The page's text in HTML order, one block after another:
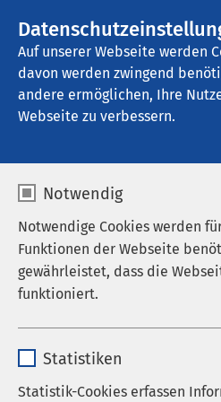
Auf unserer Webseite werden
davon werden zwingend
andere ermöglichen, Ihre
Webseite zu verbessern.
Notwendig
Notwendige Cookies werden
Funktionen der Webseite
gewährleistet, dass die
funktioniert.
Anbieter sgalinski
Statistiken
Statistik-Cookies erfassen
AMEOS Klinikum Pasewalk
Psychiatrische
Tagesklinik
Leistungsangebot
Krankheitsbilder
Die tagesklinische